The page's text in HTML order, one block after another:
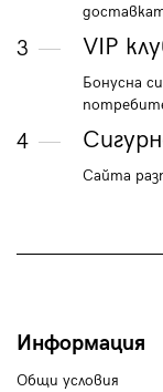
3 VIP
Бонусна
4
Сайта
Информация
Общи условия